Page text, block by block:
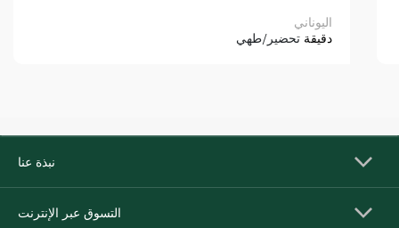
اليوناني
دقيقة تحضير/طهي
نبذة عنا
التسوق عبر الإنترنت